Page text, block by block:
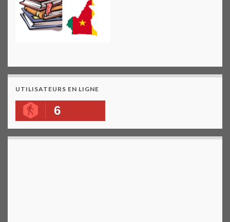
UTILISATEURS EN LIGNE
6